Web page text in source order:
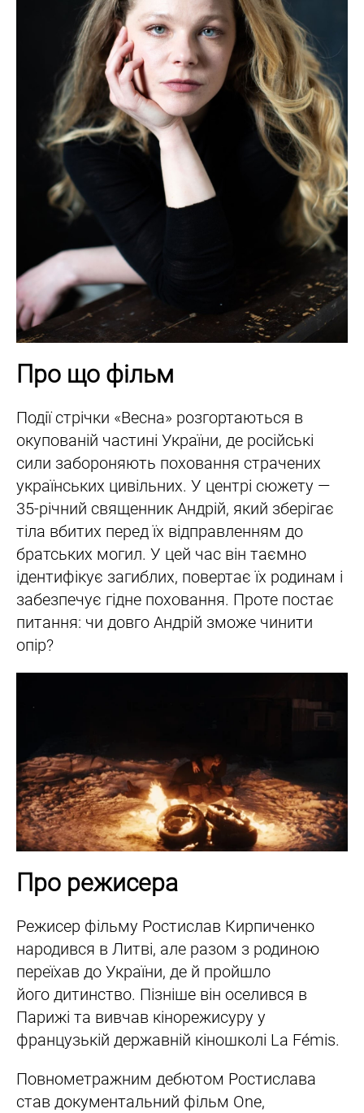
Про що фільм
Події стрічки «Весна» розгортаються в
окупованій частині України, де російські
сили забороняють поховання страчених
українських цивільних. У центрі сюжету —
35-річний священник Андрій, який зберігає
тіла вбитих перед їх відправленням до
братських могил. У цей час він таємно
ідентифікує загиблих, повертає їх родинам і
забезпечує гідне поховання. Проте постає
питання: чи довго Андрій зможе чинити
опір?
Про режисера
Режисер фільму Ростислав Кирпиченко
народився в Литві, але разом з родиною
переїхав до України, де й пройшло
його дитинство. Пізніше він оселився в
Парижі та вивчав кінорежисуру у
французькій державній кіношколі La Fémis.
Повнометражним дебютом Ростислава
став документальний фільм One,